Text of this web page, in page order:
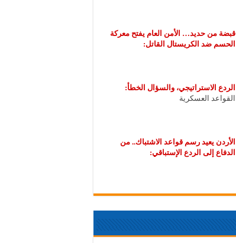
قبضة من حديد… الأمن العام يفتح معركة
الحسم ضد الكريستال القاتل:
الردع الاستراتيجي، والسؤال الخطأ:
القواعد العسكرية
الأردن يعيد رسم قواعد الاشتباك.. من
الدفاع إلى الردع الإستباقي: